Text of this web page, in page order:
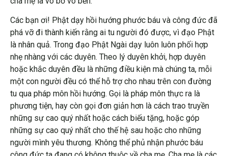
Các bạn ơi! Phật dạy hồi hướng phước báu và công đức đã
phá vỡ đi thành kiến rằng ai tu người đó được, vì đạo Phật
là nhân quả. Trong đạo Phật Ngài dạy luôn luôn phối hợp
nhẹ nhàng với các duyên. Theo lý duyên khởi, hợp duyên
hoặc khắc duyên đều là những điều kiện mà chúng ta, mỗi
một con người đều có thể hỗ trợ cho nhau trên con đường
tu qua pháp môn hồi hướng. Gọi là pháp môn thực ra là
phương tiện, hay còn gọi đơn giản hơn là cách trao truyền
những sự cao quý nhất hoặc cách biếu tặng, hoặc góp
những sự cao quý nhất cho thế hệ sau hoặc cho những
người mình yêu thương. Không thể phủ nhận phước báu